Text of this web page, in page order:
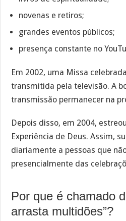
novenas e retiros;
grandes eventos públicos;
presença constante no
Em 2002, uma Missa
transmitida pela televisão. A
transmissão permanecer na
Depois disso, em 2004,
Experiência de Deus. Assim,
diariamente a pessoas que
presencialmente das
Por que é chamado
arrasta multidões”?